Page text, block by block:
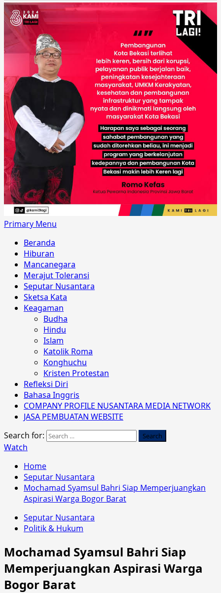
Primary Menu
Beranda
Hiburan
Mancanegara
Merajut Toleransi
Seputar Nusantara
Sketsa Kata
Keagaman
Budha
Hindu
Islam
Katolik Roma
Konghuchu
Kristen Protestan
Refleksi Diri
Bahasa Inggris
COMPANY PROFILE NUSANTARA MEDIA NETWORK
JASA PEMBUATAN WEBSITE
Search for:
Watch
Home
Seputar Nusantara
Mochamad Syamsul Bahri Siap Memperjuangkan
Aspirasi Warga Bogor Barat
Seputar Nusantara
Politik & Hukum
Mochamad Syamsul Bahri Siap
Memperjuangkan Aspirasi Warga
Bogor Barat